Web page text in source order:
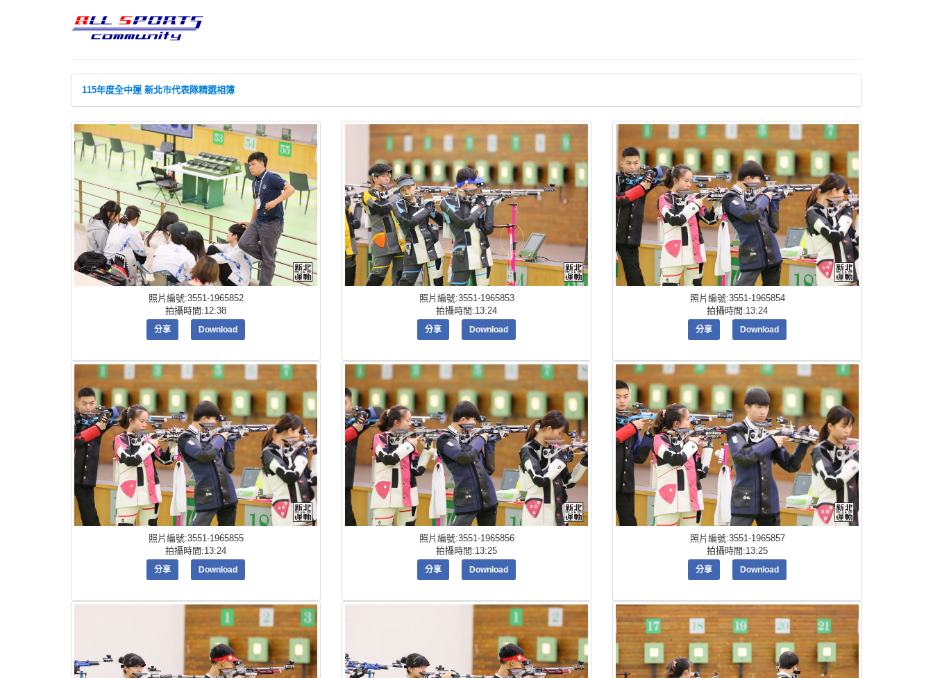
115年度全中運 新北市代表隊精選相簿
照片編號:3551-1965852
拍攝時間:12:38
分享 Download
照片編號:3551-1965853
拍攝時間:13:24
分享 Download
照片編號:3551-1965854
拍攝時間:13:24
分享 Download
照片編號:3551-1965855
拍攝時間:13:24
分享 Download
照片編號:3551-1965856
拍攝時間:13:25
分享 Download
照片編號:3551-1965857
拍攝時間:13:25
分享 Download